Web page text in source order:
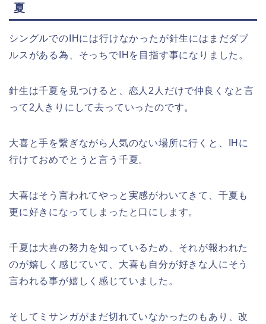
夏
シングルでのIHには行けなかったが針生にはまだダブ
ルスがある為、そっちでIHを目指す事になりました。
針生は千夏を見つけると、恋人2人だけで仲良くなと言
って2人きりにして去っていったのです。
大喜と手を繋ぎながら人気のない場所に行くと、IHに
行けておめでとうと言う千夏。
大喜はそう言われてやっと実感がわいてきて、千夏も
更に好きになってしまったと口にします。
千夏は大喜の努力を知っているため、それが報われた
のが嬉しく感じていて、大喜も自分が好きな人にそう
言われる事が嬉しく感じていました。
そしてミサンガがまだ切れていなかったのもあり、改